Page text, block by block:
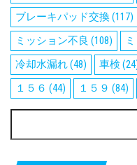
ブレーキパッド交換(117)
ミッション不良 (108)
冷却水漏れ(48) 車検
１５６ (44) １５９ (84)
索: